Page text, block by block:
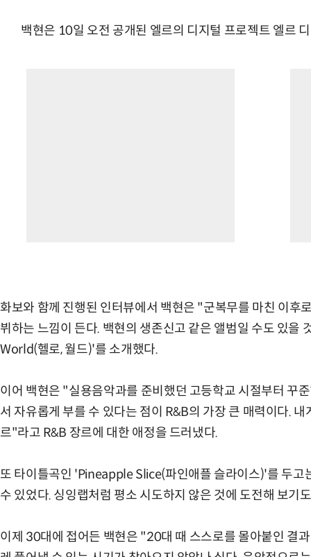
백현은 10일 오전 공개된 엘르의 디지털 프로젝트 엘르
화보와 함께 진행된 인터뷰에서 백현은 "군복무를 마친 이후
뷔하는 느낌이 든다. 백현의 생존신고 같은 앨범일 수도 있을
World(헬로, 월드)'를 소개했다.
이어 백현은 "실용음악과를 준비했던 고등학교 시절부터 꾸
서 자유롭게 부를 수 있다는 점이 R&B의 가장 큰 매력이다.
르"라고 R&B 장르에 대한 애정을 드러냈다.
또 타이틀곡인 'Pineapple Slice(파인애플 슬라이스)'를 두고
수 있었다. 싱잉랩처럼 평소 시도하지 않은 것에 도전해 보기
이제 30대에 접어든 백현은 "20대 때 스스로를 몰아붙인 결